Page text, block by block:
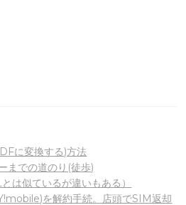
に変換する)方法
までの道のり(徒歩)
は似ているが違いもある）
を解約手続。店頭でSIM返却